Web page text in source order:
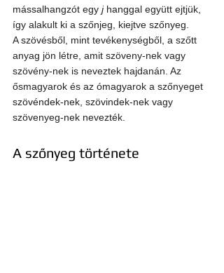
mássalhangzót egy j hanggal együtt ejtjük,
így alakult ki a szőnjeg, kiejtve szőnyeg.
A szövésből, mint tevékenységből, a szőtt
anyag jön létre, amit szöveny-nek vagy
szövény-nek is neveztek hajdanán. Az
ősmagyarok és az ómagyarok a szőnyeget
szövéndek-nek, szövindek-nek vagy
szövenyeg-nek nevezték.
A szőnyeg története